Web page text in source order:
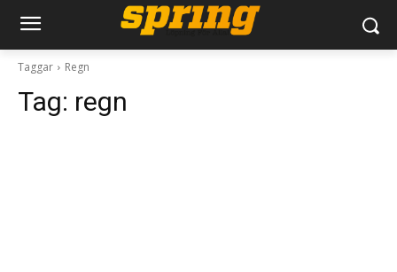
Taggar Regn
Tag: regn